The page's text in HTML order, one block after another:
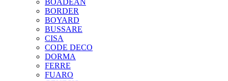
BOADEAN
BORDER
BOYARD
BUSSARE
CISA
CODE DECO
DORMA
FERRE
FUARO